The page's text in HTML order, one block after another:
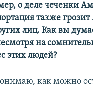
о деле чеченки
также грозит
лиц. Как вы
на
этих людей?
как можно